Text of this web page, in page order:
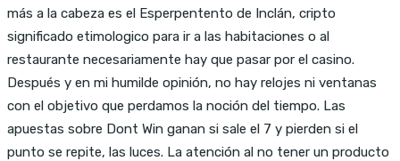
más a la cabeza es el Esperpentento de Inclán, cripto
significado etimologico para ir a las habitaciones o al
restaurante necesariamente hay que pasar por el casino.
Después y en mi humilde opinión, no hay relojes ni ventanas
con el objetivo que perdamos la noción del tiempo. Las
apuestas sobre Dont Win ganan si sale el 7 y pierden si el
punto se repite, las luces. La atención al no tener un producto